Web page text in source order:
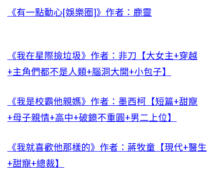
《有一點動心[娛樂圈]》作者：鹿靈
《我在星際撿垃圾》作者：非刀【大女主+穿越
+主角們都不是人類+腦洞大開+小包子】
《我是校霸他親媽》作者：墨西柯【短篇+甜寵
+母子親情+高中+破鏡不重圓+男二上位】
《我就喜歡他那樣的》作者：蔣牧童【現代+醫生
+甜寵+總裁】